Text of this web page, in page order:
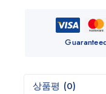
상품평 (0)